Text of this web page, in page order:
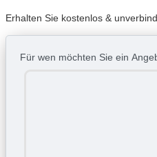
Erhalten Sie kostenlos &
Für wen möchten Sie ein